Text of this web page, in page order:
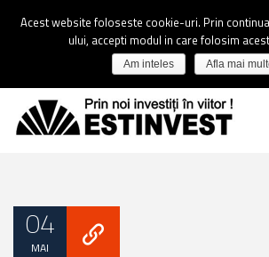
04
MAI
Acest website foloseste cookie-uri. Prin
ului, accepti modul in care folosim
Am inteles Afla mai